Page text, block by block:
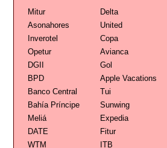
Mitur
Delta
Asonahores
United
Inverotel
Copa
Opetur
Avianca
DGII
Gol
BPD
Apple Vacations
Banco Central
Tui
Bahía Príncipe
Sunwing
Meliá
Expedia
DATE
Fitur
WTM
ITB